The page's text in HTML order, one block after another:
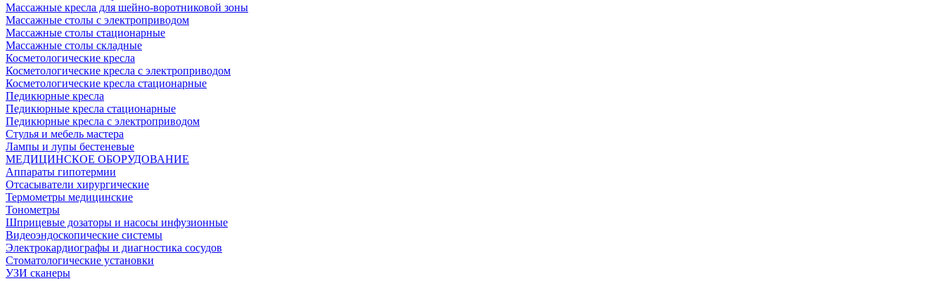
Массажные кресла для шейно-воротниковой зоны
Массажные столы с электроприводом
Массажные столы стационарные
Массажные столы складные
Косметологические кресла
Косметологические кресла с электроприводом
Косметологические кресла стационарные
Педикюрные кресла
Педикюрные кресла стационарные
Педикюрные кресла с электроприводом
Стулья и мебель мастера
Лампы и лупы бестеневые
МЕДИЦИНСКОЕ ОБОРУДОВАНИЕ
Аппараты гипотермии
Отсасыватели хирургические
Термометры медицинские
Тонометры
Шприцевые дозаторы и насосы инфузионные
Видеоэндоскопические системы
Электрокардиографы и диагностика сосудов
Стоматологические установки
УЗИ сканеры